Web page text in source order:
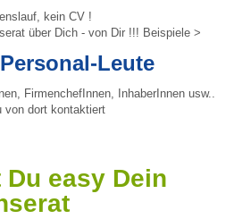
kein CV !
über Dich - von Dir !!! Beispiele >
Leute
FirmenchefInnen, InhaberInnen usw..
dort kontaktiert
easy Dein